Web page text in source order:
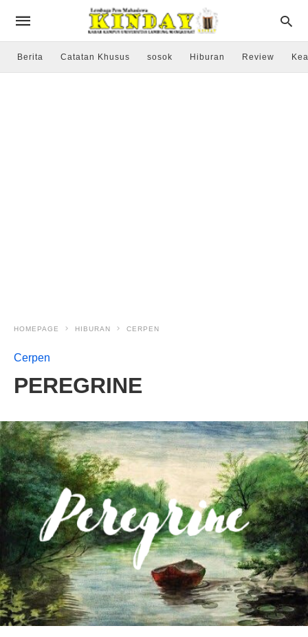
Berita Catatan Khusus sosok Hiburan Review
HOMEPAGE HIBURAN CERPEN
Cerpen
PEREGRINE